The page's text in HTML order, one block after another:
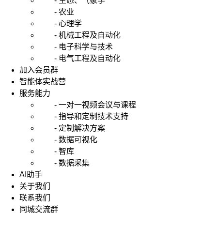
- 农业
- 心理学
- 机械工程及自动化
- 电子科学与技术
- 电气工程及自动化
加入会员群
智能体实战营
服务能力
- 一对一视频会议与课程
- 指导和定制技术支持
- 定制解决方案
- 数据可视化
- 智库
- 数据采集
AI助手
关于我们
联系我们
同城交流群